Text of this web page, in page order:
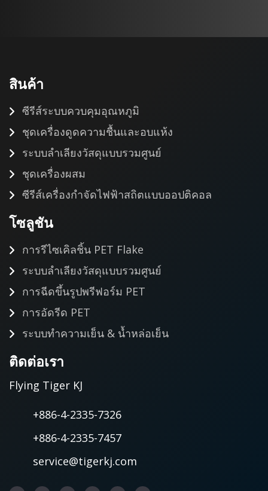
สินค้า
ซีรีส์ระบบควบคุมอุณหภูมิ
ชุดเครื่องดูดความชื้นและอบแห้ง
ระบบลำเลียงวัสดุแบบรวมศูนย์
ชุดเครื่องผสม
ซีรีส์เครื่องกำจัดไฟฟ้าสถิตแบบออปติคอล
โซลูชัน
การรีไซเคิลชิ้น PET Flake
ระบบลำเลียงวัสดุแบบรวมศูนย์
การฉีดขึ้นรูปพรีฟอร์ม PET
การอัดรีด PET
ระบบทำความเย็น & น้ำหล่อเย็น
ติดต่อเรา
Flying Tiger KJ
+886-4-2335-7326
+886-4-2335-7457
service@tigerkj.com